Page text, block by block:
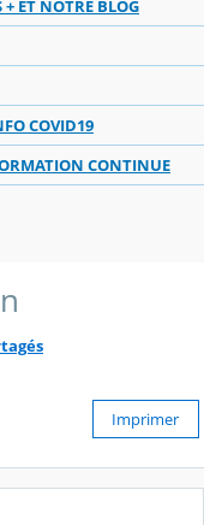
ET NOTRE BLOG
COVID19
CONTINUE
Imprimer